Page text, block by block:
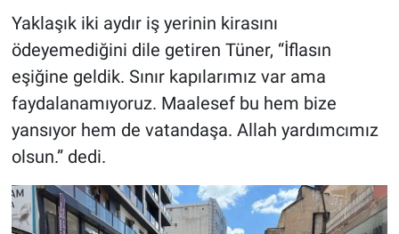
Yaklaşık iki aydır iş yerinin kirasını
ödeyemediğini dile getiren Tüner, “İflasın
eşiğine geldik. Sınır kapılarımız var ama
faydalanamıyoruz. Maalesef bu hem bize
yansıyor hem de vatandaşa. Allah yardımcımız
olsun.” dedi.